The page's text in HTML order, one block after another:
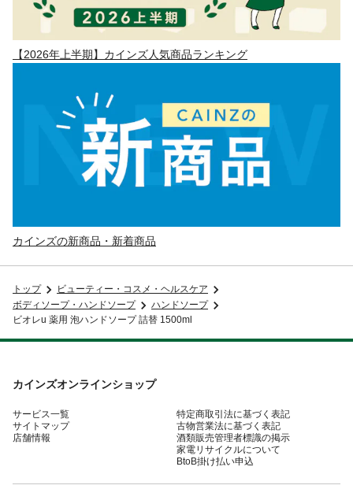
【2026年上半期】カインズ人気商品ランキング
カインズの新商品・新着商品
トップ
ビューティー・コスメ・ヘルスケア
ボディソープ・ハンドソープ
ハンドソープ
ビオレu 薬用 泡ハンドソープ 詰替 1500ml
カインズオンラインショップ
サービス一覧
サイトマップ
店舗情報
特定商取引法に基づく表記
古物営業法に基づく表記
酒類販売管理者標識の掲示
家電リサイクルについて
BtoB掛け払い申込